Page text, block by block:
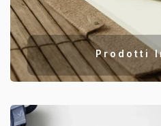
Prodotti